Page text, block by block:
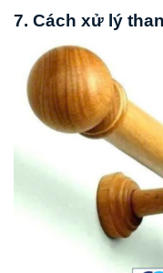
7. Cách xử lý